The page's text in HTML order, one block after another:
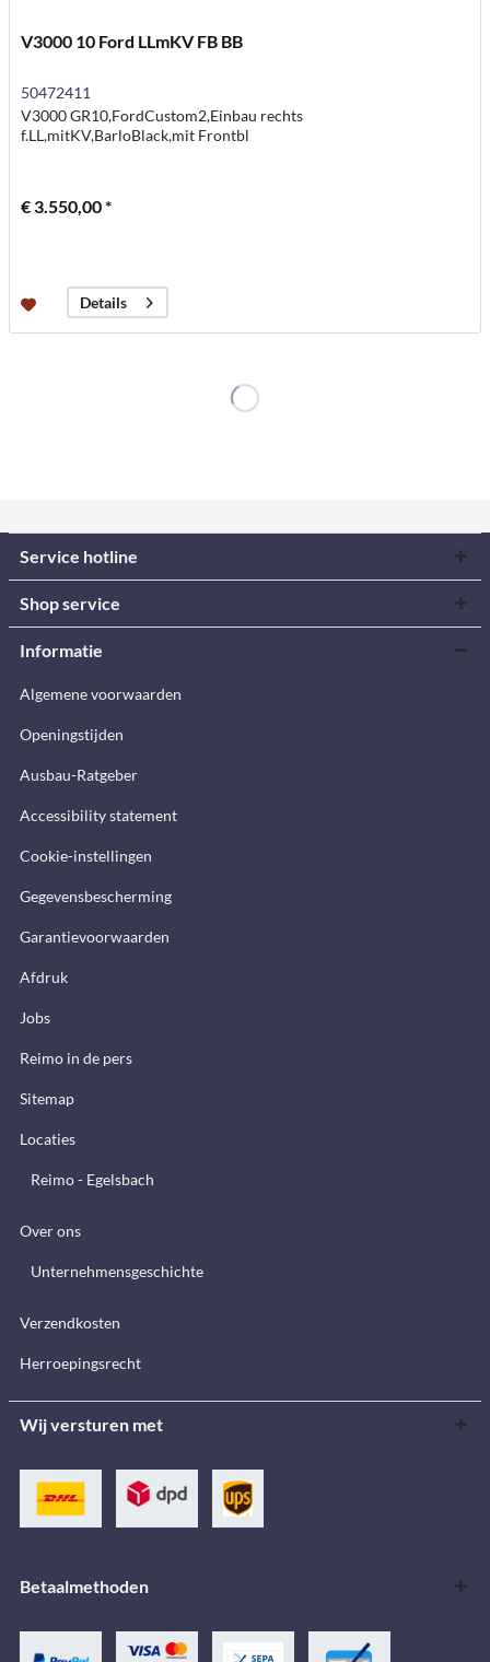
V3000 10 Ford LLmKV FB BB
50472411
V3000 GR10,FordCustom2,Einbau rechts
f.LL,mitKV,BarloBlack,mit Frontbl
€ 3.550,00 *
Details
Service hotline
Shop service
Informatie
Algemene voorwaarden
Openingstijden
Ausbau-Ratgeber
Accessibility statement
Cookie-instellingen
Gegevensbescherming
Garantievoorwaarden
Afdruk
Jobs
Reimo in de pers
Sitemap
Locaties
Reimo - Egelsbach
Over ons
Unternehmensgeschichte
Verzendkosten
Herroepingsrecht
Wij versturen met
Betaalmethoden